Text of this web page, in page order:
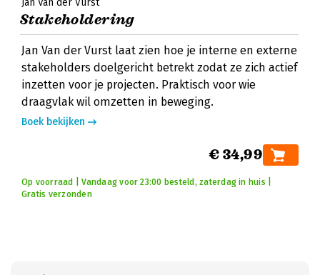
Jan Van der Vurst
Stakeholdering
Jan Van der Vurst laat zien hoe je interne en externe
stakeholders doelgericht betrekt zodat ze zich actief
inzetten voor je projecten. Praktisch voor wie
draagvlak wil omzetten in beweging.
Boek bekijken
€ 34,99
Op voorraad | Vandaag voor 23:00 besteld, zaterdag in huis |
Gratis verzonden